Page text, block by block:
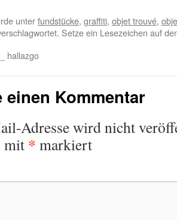
unterfundstücke, graffiti, objet trouvé,
Setze ein Lesezeichen auf
hallazgo
einen Kommentar
Adresse wird nicht
mit * markiert